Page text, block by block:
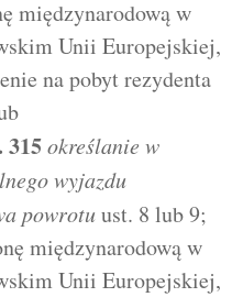
międzynarodową w
Unii Europejskiej,
na pobyt rezydenta
315określanie w
wyjazdu
powrotuust. 8 lub 9;
międzynarodową w
Unii Europejskiej,